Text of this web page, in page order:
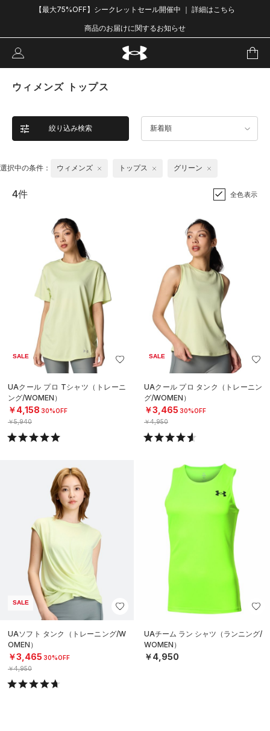
【最大75%OFF】シークレットセール開催中 ｜ 詳細はこちら
商品のお届けに関するお知らせ
ウィメンズ トップス
絞り込み検索 新着順
選択中の条件： ウィメンズ トップス グリーン
4件 全色表示
SALE
UAクール プロ Tシャツ（トレーニ
ング/WOMEN）
￥4,158 30%OFF
￥5,940
SALE
UAクール プロ タンク（トレーニン
グ/WOMEN）
￥3,465 30%OFF
￥4,950
SALE
UAソフト タンク（トレーニング/W
OMEN）
￥3,465 30%OFF
￥4,950
UAチーム ラン シャツ（ランニング/
WOMEN）
￥4,950